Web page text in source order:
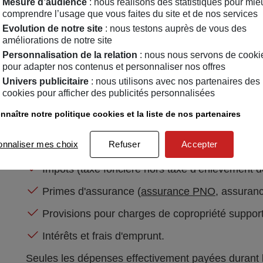
Les charges déductibles prises en compte dans
loi. On peut citer les dépenses suivantes :
Frais d'administration et de gestion (incluant
les honoraires d’agence et un forfait de 20 €
Dépenses de travaux d’entretien et
dépenses d’amélioration et
Charges locatives non récupérées auprès du
Impôts (taxe foncière hors taxe d’enlèvement
Primes d'assurance (assurance PNO,
Provisions pour charges de copropriété
Intérêts et frais d'emprunt.
Seules les dépenses effectivement payées durant
comprendre l’usage que vous faites du site et de nos services
Evolution de notre site : nous testons auprès de vous des
améliorations de notre site
Personnalisation de la relation : nous nous servons de
pour adapter nos contenus et personnaliser nos offres
Univers publicitaire : nous utilisons avec nos partenaires des
cookies pour afficher des publicités personnalisées
notre politique cookies et la liste de nos partenaires
mes choix Refuser Accepter